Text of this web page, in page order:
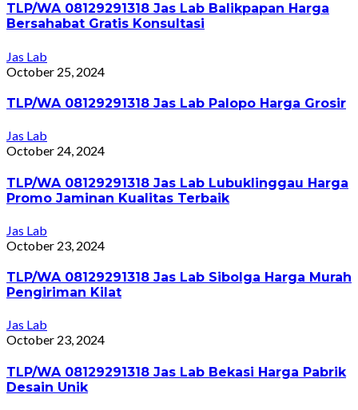
TLP/WA 08129291318 Jas Lab Balikpapan Harga
Bersahabat Gratis Konsultasi
Jas Lab
October 25, 2024
TLP/WA 08129291318 Jas Lab Palopo Harga Grosir
Jas Lab
October 24, 2024
TLP/WA 08129291318 Jas Lab Lubuklinggau Harga
Promo Jaminan Kualitas Terbaik
Jas Lab
October 23, 2024
TLP/WA 08129291318 Jas Lab Sibolga Harga Murah
Pengiriman Kilat
Jas Lab
October 23, 2024
TLP/WA 08129291318 Jas Lab Bekasi Harga Pabrik
Desain Unik